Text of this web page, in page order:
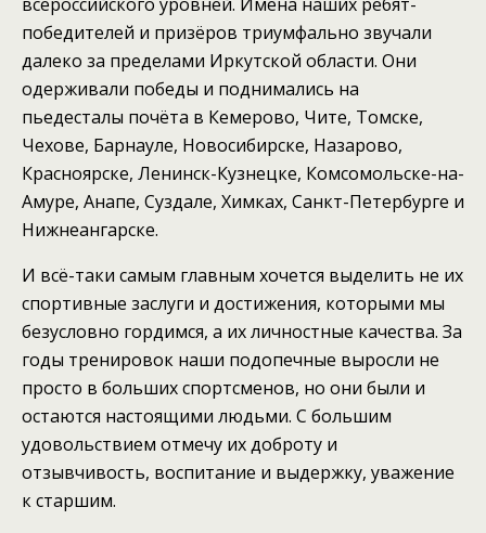
победителей и призёров триумфально звучали
далеко за пределами Иркутской области. Они
одерживали победы и поднимались на
пьедесталы почёта в Кемерово, Чите, Томске,
Чехове, Барнауле, Новосибирске, Назарово,
Красноярске, Ленинск-Кузнецке, Комсомольске-на-
Амуре, Анапе, Суздале, Химках, Санкт-Петербурге и
Нижнеангарске.
И всё-таки самым главным хочется выделить не их
спортивные заслуги и достижения, которыми мы
безусловно гордимся, а их личностные качества. За
годы тренировок наши подопечные выросли не
просто в больших спортсменов, но они были и
остаются настоящими людьми. С большим
удовольствием отмечу их доброту и
отзывчивость, воспитание и выдержку, уважение
к старшим.